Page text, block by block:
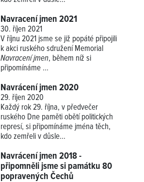
Navracení jmen 2021
30. říjen 2021
V říjnu 2021 jsme se již popáté připojili
k akci ruského sdružení Memorial
Navracení jmen, během níž si
připomínáme ...
Navrácení jmen 2020
29. říjen 2020
Každý rok 29. října, v předvečer
ruského Dne paměti obětí politických
represí, si připomínáme jména těch,
kdo zemřeli v důsle...
Navrácení jmen 2018 -
připomněli jsme si památku 80
popravených Čechů